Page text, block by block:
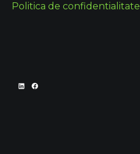
Politica de confidentialitate